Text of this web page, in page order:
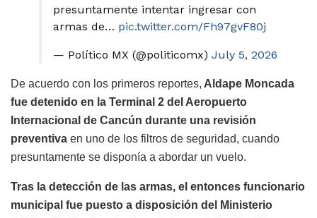
presuntamente intentar ingresar con
armas de… pic.twitter.com/Fh97gvF80j
— Político MX (@politicomx) July 5, 2026
De acuerdo con los primeros reportes, Aldape Moncada
fue detenido en la Terminal 2 del Aeropuerto
Internacional de Cancún durante una revisión
preventiva en uno de los filtros de seguridad, cuando
presuntamente se disponía a abordar un vuelo.
Tras la detección de las armas, el entonces funcionario
municipal fue puesto a disposición del Ministerio